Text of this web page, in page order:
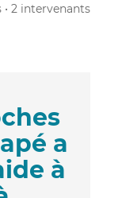
• 2 intervenants
a
à